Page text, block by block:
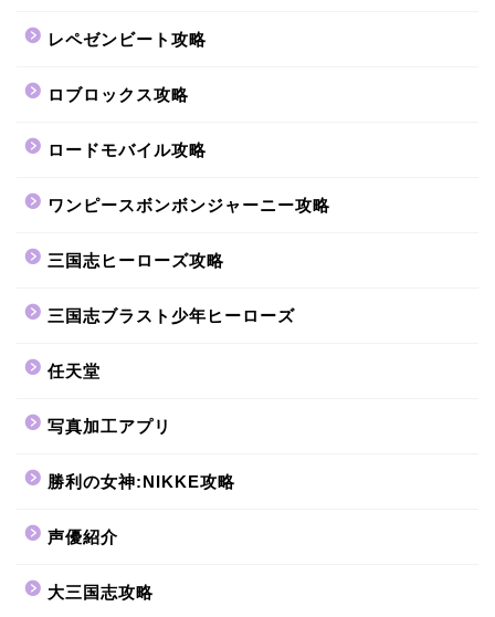
レペゼンビート攻略
ロブロックス攻略
ロードモバイル攻略
ワンピースボンボンジャーニー攻略
三国志ヒーローズ攻略
三国志ブラスト少年ヒーローズ
任天堂
写真加工アプリ
勝利の女神:NIKKE攻略
声優紹介
大三国志攻略